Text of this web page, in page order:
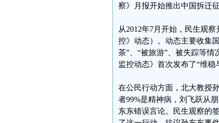
察》月报开始推出中国拆迁
从2012年7月开始，民生观
控》动态）。动态主要收集
茶”、“被旅游”、被失踪等
监控动态》首次发布了“维稳
在公民行动方面，北大教授
者99%是精神病，刘飞跃从
东东错误言论。民生观察的